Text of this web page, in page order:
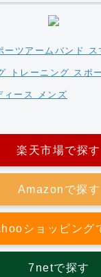
ーツアームバンド
トレーニング スポ
ース メンズ
楽天市場で探す
Amazonで探す
ショッピング
7netで探す